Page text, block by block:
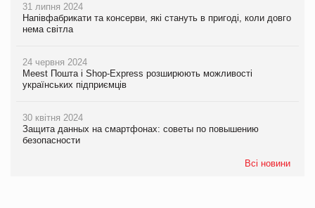
31 липня 2024
Напівфабрикати та консерви, які стануть в пригоді, коли довго
нема світла
24 червня 2024
Meest Пошта і Shop-Express розширюють можливості
українських підприємців
30 квітня 2024
Защита данных на смартфонах: советы по повышению
безопасности
Всі новини